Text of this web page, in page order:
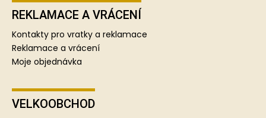
REKLAMACE A VRÁCENÍ
Kontakty pro vratky a reklamace
Reklamace a vrácení
Moje objednávka
VELKOOBCHOD